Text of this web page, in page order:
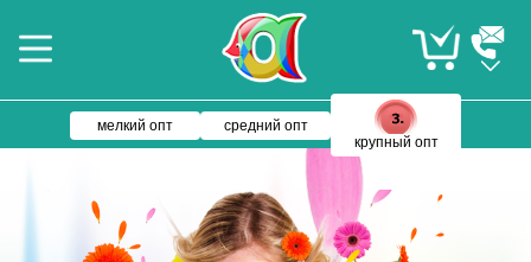
мелкий опт
средний опт
крупный опт